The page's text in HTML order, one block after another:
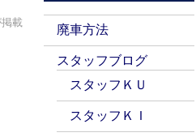
載
廃車方法
スタッフブログ
スタッフＫＵ
スタッフＫＩ